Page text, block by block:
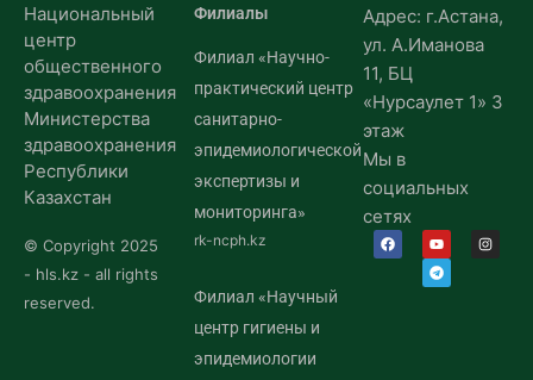
Национальный
центр
общественного
здравоохранения
Министерства
здравоохранения
Республики
Казахстан
© Copyright 2025
- hls.kz - all rights
reserved.
Филиалы
Филиал «Научно-
практический центр
санитарно-
эпидемиологической
экспертизы и
мониторинга»
rk-ncph.kz
Филиал «Научный
центр гигиены и
эпидемиологии
Адрес: г.Астана,
ул. А.Иманова
11, БЦ
«Нурсаулет 1» 3
этаж
Мы в
социальных
сетях